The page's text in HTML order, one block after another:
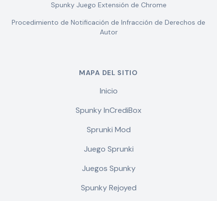
Spunky Juego Extensión de Chrome
Procedimiento de Notificación de Infracción de Derechos de
Autor
MAPA DEL SITIO
Inicio
Spunky InCrediBox
Sprunki Mod
Juego Sprunki
Juegos Spunky
Spunky Rejoyed